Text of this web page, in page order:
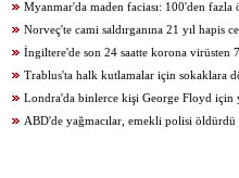
Myanmar'da maden faciası: 100'den fazla
Norveç'te cami saldırganına 21 yıl hapis
İngiltere'de son 24 saatte korona virüsten
Trablus'ta halk kutlamalar için sokaklara
Londra'da binlerce kişi George Floyd için
ABD'de yağmacılar, emekli polisi öldürdü